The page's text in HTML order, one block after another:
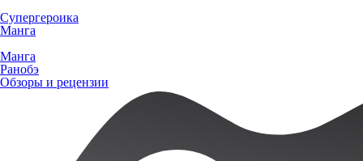
Супергероика
Манга
Манга
Ранобэ
Обзоры и рецензии